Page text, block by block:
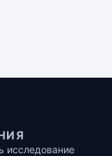
исследование